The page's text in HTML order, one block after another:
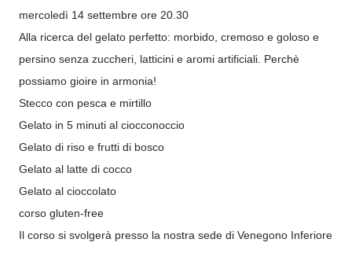
mercoledì 14 settembre ore 20.30
Alla ricerca del gelato perfetto: morbido, cremoso e goloso e
persino senza zuccheri, latticini e aromi artificiali. Perchè
possiamo gioire in armonia!
Stecco con pesca e mirtillo
Gelato in 5 minuti al ciocconoccio
Gelato di riso e frutti di bosco
Gelato al latte di cocco
Gelato al cioccolato
corso gluten-free
Il corso si svolgerà presso la nostra sede di Venegono Inferiore